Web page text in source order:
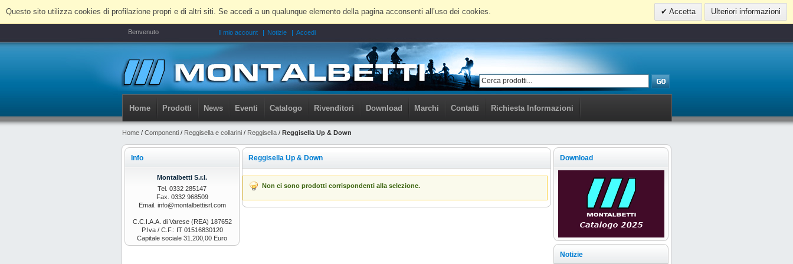
Questo sito utilizza cookies di profilazione propri e di altri siti. Se accedi a un qualunque elemento della pagina acconsenti all’uso dei cookies. Accetta Ulteriori informazioni
Benvenuto Il mio account Notizie Accedi
Home Prodotti News Eventi Catalogo Rivenditori Download Marchi Contatti Richiesta Informazioni
Home / Componenti / Reggisella e collarini / Reggisella / Reggisella Up & Down
Reggisella Up & Down
Non ci sono prodotti corrispondenti alla selezione.
Info
Montalbetti S.r.l.
Tel. 0332 285147
Fax. 0332 968509
Email. info@montalbettisrl.com
C.C.I.A.A. di Varese (REA) 187652
P.Iva / C.F.: IT 01516830120
Capitale sociale 31.200,00 Euro
Download
Notizie